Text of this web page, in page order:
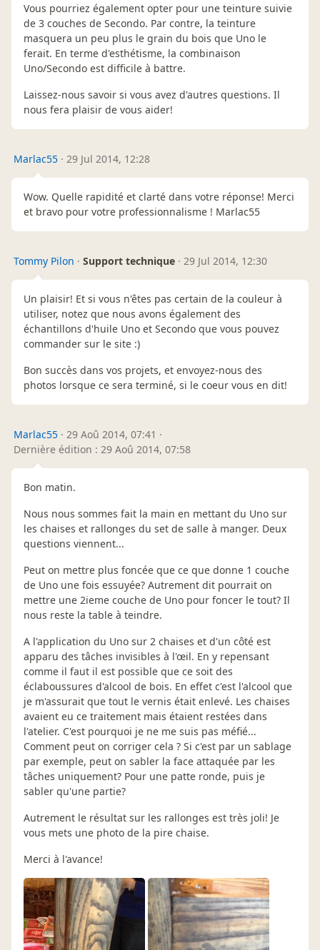
Vous pourriez également opter pour une teinture suivie
de 3 couches de Secondo. Par contre, la teinture
masquera un peu plus le grain du bois que Uno le
ferait. En terme d'esthétisme, la combinaison
Uno/Secondo est difficile à battre.
Laissez-nous savoir si vous avez d'autres questions. Il
nous fera plaisir de vous aider!
Marlac55 · 29 Jul 2014, 12:28
Wow. Quelle rapidité et clarté dans votre réponse! Merci
et bravo pour votre professionnalisme ! Marlac55
Tommy Pilon · Support technique · 29 Jul 2014, 12:30
Un plaisir! Et si vous n'êtes pas certain de la couleur à
utiliser, notez que nous avons également des
échantillons d'huile Uno et Secondo que vous pouvez
commander sur le site :)
Bon succès dans vos projets, et envoyez-nous des
photos lorsque ce sera terminé, si le coeur vous en dit!
Marlac55 · 29 Aoû 2014, 07:41 ·
Dernière édition : 29 Aoû 2014, 07:58
Bon matin.
Nous nous sommes fait la main en mettant du Uno sur
les chaises et rallonges du set de salle à manger. Deux
questions viennent...
Peut on mettre plus foncée que ce que donne 1 couche
de Uno une fois essuyée? Autrement dit pourrait on
mettre une 2ieme couche de Uno pour foncer le tout? Il
nous reste la table à teindre.
A l'application du Uno sur 2 chaises et d'un côté est
apparu des tâches invisibles à l'œil. En y repensant
comme il faut il est possible que ce soit des
éclaboussures d'alcool de bois. En effet c'est l'alcool que
je m'assurait que tout le vernis était enlevé. Les chaises
avaient eu ce traitement mais étaient restées dans
l'atelier. C'est pourquoi je ne me suis pas méfié...
Comment peut on corriger cela ? Si c'est par un sablage
par exemple, peut on sabler la face attaquée par les
tâches uniquement? Pour une patte ronde, puis je
sabler qu'une partie?
Autrement le résultat sur les rallonges est très joli! Je
vous mets une photo de la pire chaise.
Merci à l'avance!